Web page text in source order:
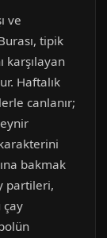
ve
tipik
karşılayan
Haftalık
canlanır;
bakmak
partileri,
çay